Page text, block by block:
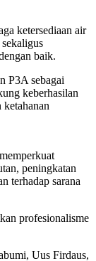
ketersediaan air
baik.
P3A sebagai
keberhasilan
peningkatan
terhadap sarana
profesionalisme
Uus Firdaus,